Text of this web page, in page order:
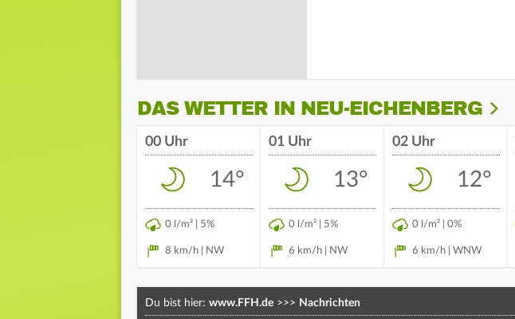
DAS WETTER IN NEU-EICHENBERG
00 Uhr
14°
0 l/m² | 5%
8 km/h | NW
01 Uhr
13°
0 l/m² | 5%
6 km/h | NW
02 Uhr
12°
0 l/m² | 0%
6 km/h | WNW
Du bist hier: www.FFH.de >>> Nachrichten